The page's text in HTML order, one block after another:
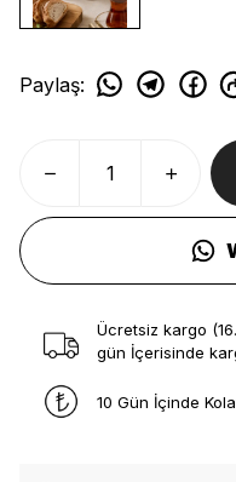
Paylaş:
Ücretsiz kargo
gün İçerisinde
10 Gün İçinde